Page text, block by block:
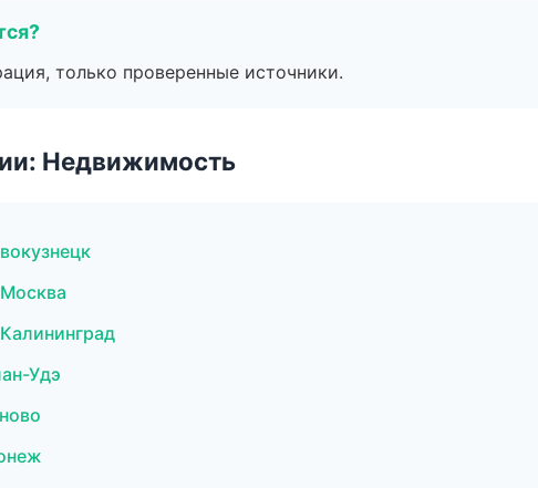
только проверенные источники.
Недвижимость
Удэ